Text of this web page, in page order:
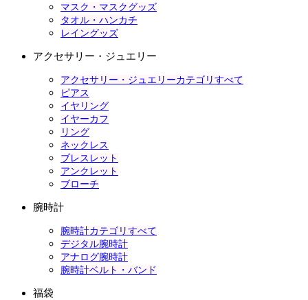
マスク・マスクグッズ
タオル・ハンカチ
レイングッズ
アクセサリー・ジュエリー
アクセサリー・ジュエリーカテゴリすべて
ピアス
イヤリング
イヤーカフ
リング
ネックレス
ブレスレット
アンクレット
ブローチ
腕時計
腕時計カテゴリすべて
デジタル腕時計
アナログ腕時計
腕時計ベルト・バンド
福袋